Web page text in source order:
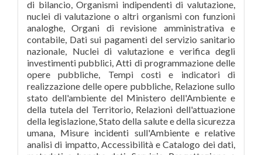
di bilancio, Organismi indipendenti di valutazione,
nuclei di valutazione o altri organismi con funzioni
analoghe, Organi di revisione amministrativa e
contabile, Dati sui pagamenti del servizio sanitario
nazionale, Nuclei di valutazione e verifica degli
investimenti pubblici, Atti di programmazione delle
opere pubbliche, Tempi costi e indicatori di
realizzazione delle opere pubbliche, Relazione sullo
stato dell'ambiente del Ministero dell'Ambiente e
della tutela del Territorio, Relazioni dell'attuazione
della legislazione, Stato della salute e della sicurezza
umana, Misure incidenti sull'Ambiente e relative
analisi di impatto, Accessibilità e Catalogo dei dati,